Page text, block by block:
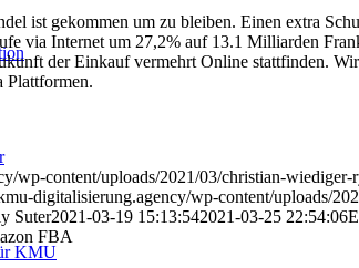
KMU
ist gekommen um zu bleiben. Einen extra
via Internet um 27,2% auf 13.1 Milliarden
der Einkauf vermehrt Online stattfinden.
Plattformen.
wp-content/uploads/2021/03/christian-wiediger-
digitalisierung.agency/wp-content/uploads/
Suter2021-03-19 15:13:542021-03-25 22:54:06
FBA